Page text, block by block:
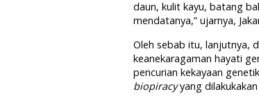
daun, kulit kayu, batang
mendatanya,” ujarnya,
Oleh sebab itu, lanjutnya,
keanekaragaman hayati
pencurian kekayaan
biopiracyyang